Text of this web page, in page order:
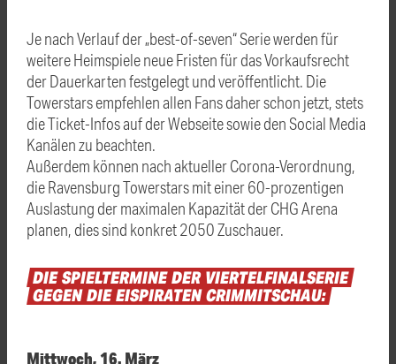
Je nach Verlauf der „best-of-seven“ Serie werden für
weitere Heimspiele neue Fristen für das Vorkaufsrecht
der Dauerkarten festgelegt und veröffentlicht. Die
Towerstars empfehlen allen Fans daher schon jetzt, stets
die Ticket-Infos auf der Webseite sowie den Social Media
Kanälen zu beachten.
Außerdem können nach aktueller Corona-Verordnung,
die Ravensburg Towerstars mit einer 60-prozentigen
Auslastung der maximalen Kapazität der CHG Arena
planen, dies sind konkret 2050 Zuschauer.
DIESPIELTERMINEDER VIERTELFINALSERIE
GEGENDIEEISPIRATENCRIMMITSCHAU:
Mittwoch, 16. März